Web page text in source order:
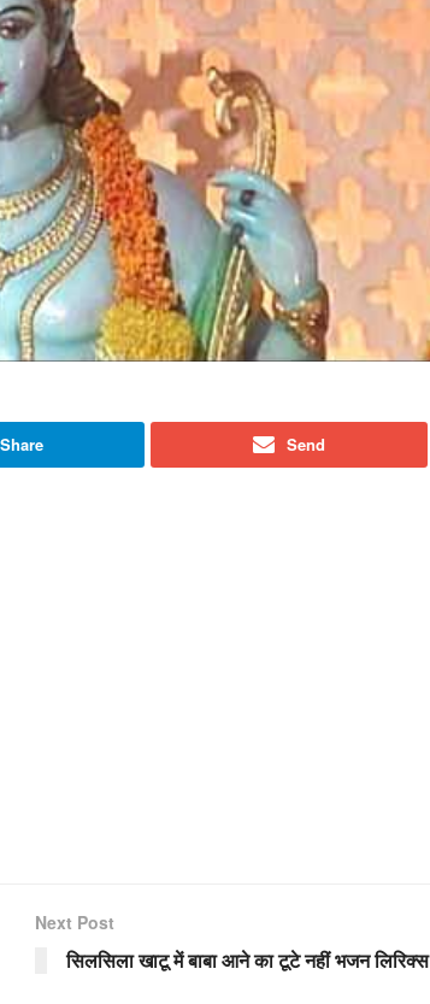
Share Send
Next Post
सिलसिला खाटू में बाबा आने का टूटे नहीं भजन लिरिक्स